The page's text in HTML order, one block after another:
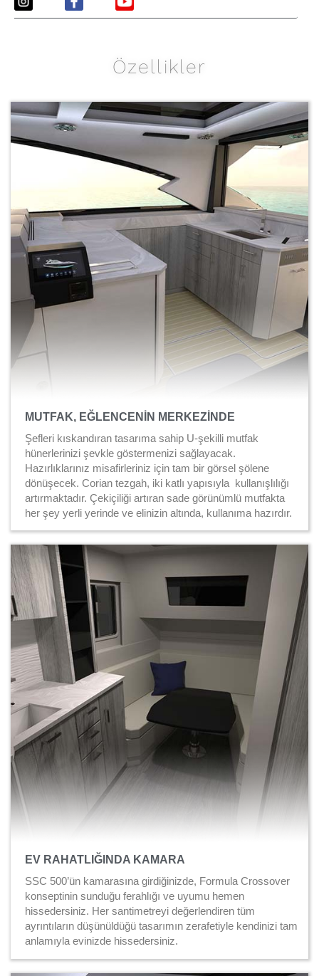
Özellikler
MUTFAK, EĞLENCENİN MERKEZİNDE
Şefleri kıskandıran tasarıma sahip U-şekilli mutfak
hünerlerinizi şevkle göstermenizi sağlayacak.
Hazırlıklarınız misafirleriniz için tam bir görsel şölene
dönüşecek. Corian tezgah, iki katlı yapısıyla kullanışlılığı
artırmaktadır. Çekiçiliği artıran sade görünümlü mutfakta
her şey yerli yerinde ve elinizin altında, kullanıma hazırdır.
EV RAHATLIĞINDA KAMARA
SSC 500’ün kamarasına girdiğinizde, Formula Crossover
konseptinin sunduğu ferahlığı ve uyumu hemen
hissedersiniz. Her santimetreyi değerlendiren tüm
ayrıntıların düşünüldüğü tasarımın zerafetiyle kendinizi tam
anlamıyla evinizde hissedersiniz.